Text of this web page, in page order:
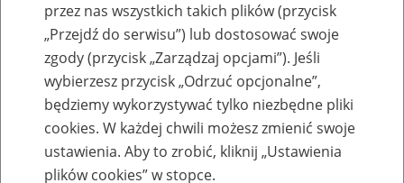
Baza zlikwidowanych lub
przekształconych zakładów pracy
przez nas wszystkich takich plików (przycisk
„Przejdź do serwisu”) lub dostosować swoje
zgody (przycisk „Zarządzaj opcjami”). Jeśli
wybierzesz przycisk „Odrzuć opcjonalne”,
będziemy wykorzystywać tylko niezbędne pliki
cookies. W każdej chwili możesz zmienić swoje
ustawienia. Aby to zrobić, kliknij „Ustawienia
plików cookies” w stopce.